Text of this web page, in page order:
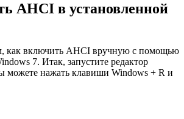
AHCI в установленной
как включить AHCI вручную с помощью
7. Итак, запустите редактор
можете нажать клавиши Windows + R и